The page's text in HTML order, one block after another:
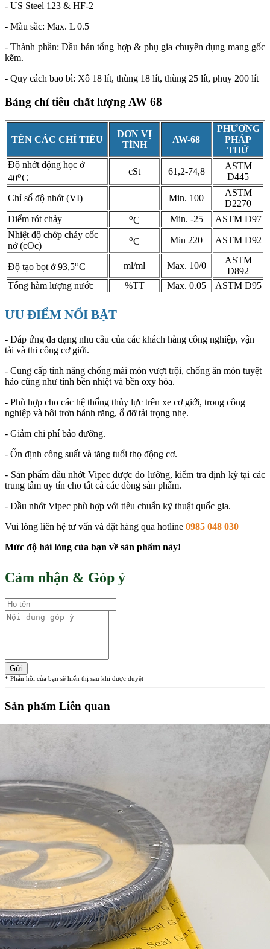
- US Steel 123 & HF-2
- Màu sắc: Max. L 0.5
- Thành phần: Dầu bán tổng hợp & phụ gia chuyên dụng mang gốc
kẽm.
- Quy cách bao bì: Xô 18 lít, thùng 18 lít, thùng 25 lít, phuy 200 lít
Bảng chỉ tiêu chất lượng AW 68
TÊN CÁC CHỈ TIÊU
ĐƠN VỊ
TÍNH
AW-68
PHƯƠNG
PHÁP
THỬ
Độ nhớt động học ở
40oC
cSt 61,2-74,8
ASTM
D445
Chỉ số độ nhớt (VI) Min. 100
ASTM
D2270
Điểm rót chảy
oC Min. -25
ASTM D97
Nhiệt độ chớp cháy cốc
nở (cOc)
oC Min 220 ASTM D92
Độ tạo bọt ở 93,5oC ml/ml Max. 10/0
ASTM
D892
Tổng hàm lượng nước
%TT Max. 0.05 ASTM D95
ƯU ĐIỂM NỔI BẬT
- Đáp ứng đa dạng nhu cầu của các khách hàng công nghiệp, vận
tải và thi công cơ giới.
- Cung cấp tính năng chống mài mòn vượt trội, chống ăn mòn tuyệt
hảo cũng như tính bền nhiệt và bền oxy hóa.
- Phù hợp cho các hệ thống thủy lực trên xe cơ giới, trong công
nghiệp và bôi trơn bánh răng, ổ đỡ tải trọng nhẹ.
- Giảm chi phí bảo dưỡng.
- Ổn định công suất và tăng tuổi thọ động cơ.
- Sản phẩm dầu nhớt Vipec được đo lường, kiểm tra định kỳ tại các
trung tâm uy tín cho tất cả các dòng sản phẩm.
- Dầu nhớt Vipec phù hợp với tiêu chuẩn kỹ thuật quốc gia.
Vui lòng liên hệ tư vấn và đặt hàng qua hotline 0985 048 030
Mức độ hài lòng của bạn về sản phẩm này!
Cảm nhận & Góp ý
Gửi
* Phản hồi của bạn sẽ hiển thị sau khi được duyệt
Sản phẩm Liên quan